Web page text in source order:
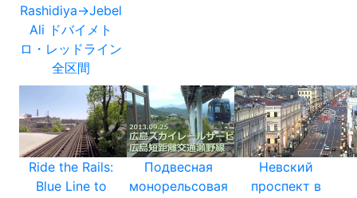
Rashidiya→Jebel
Ali ドバイメト
ロ・レッドライン
全区間
Ride the Rails:
Blue Line to
Подвесная
монорельсовая
Невский
проспект в